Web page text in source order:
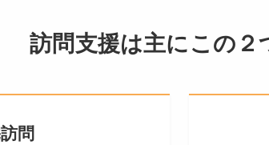
訪問支援は主にこの２
問